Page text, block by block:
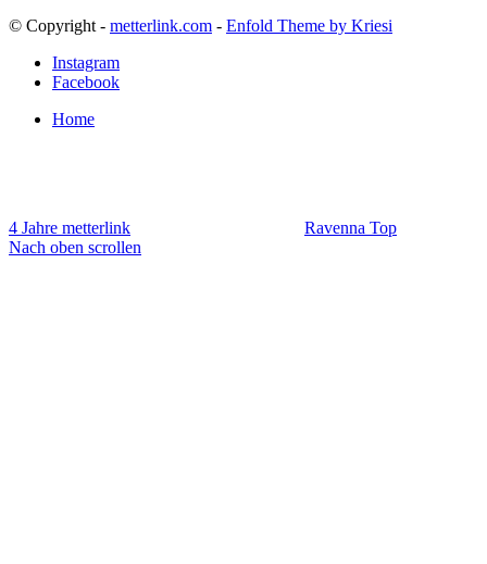
© Copyright - metterlink.com - Enfold Theme by Kriesi
Instagram
Facebook
Home
4 Jahre metterlink
Ravenna Top
Nach oben scrollen